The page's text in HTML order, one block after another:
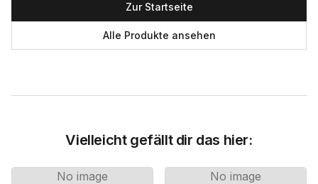
Zur Startseite
Alle Produkte ansehen
Vielleicht gefällt dir das hier:
No image No image